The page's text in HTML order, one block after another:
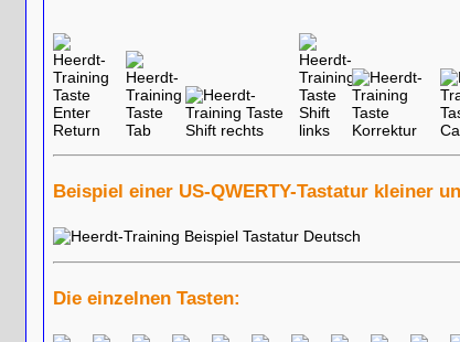
Beispiel einer US-QWERTY-Tastatur kleiner
Die einzelnen Tasten: